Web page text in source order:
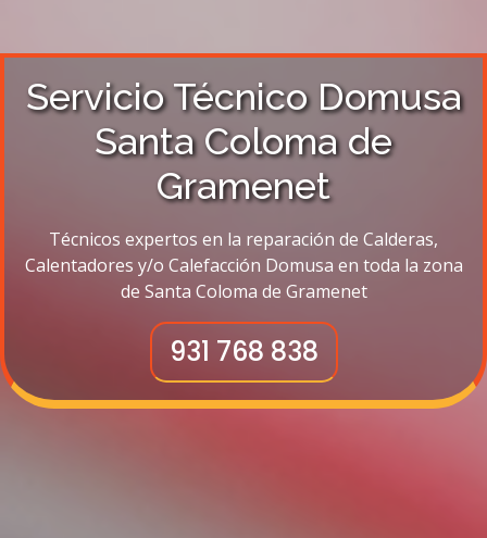
Servicio Técnico Domusa
Santa Coloma de
Gramenet
Técnicos expertos en la reparación de Calderas,
Calentadores y/o Calefacción Domusa en toda la zona
de Santa Coloma de Gramenet
931 768 838